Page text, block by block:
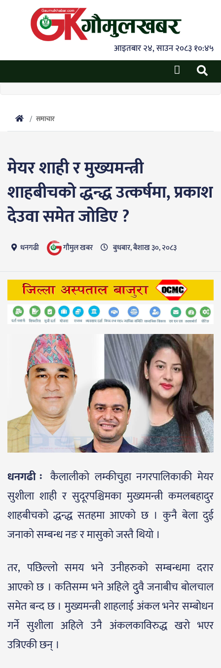
आइतबार २४, साउन २०८३ १०:४५
समाचार
मेयर शाही र मुख्यमन्त्री
शाहबीचको द्धन्द्ध उत्कर्षमा, प्रकाश
देउवा समेत जोडिए ?
धनगढी गाैमुल खबर बुधबार, बैशाख ३०, २०८३
धनगढी ःकैलालीको लम्कीचुहा नगरपालिकाकी मेयर
सुशीला शाही र सुदूरपश्चिमका मुख्यमन्त्री कमलबहादुर
शाहबीचको द्धन्द्ध सतहमा आएको छ । कुनै बेला दुई
जनाको सम्बन्ध नङ र मासुको जस्तै थियो ।
तर, पछिल्लो समय भने उनीहरुको सम्बन्धमा दरार
आएको छ । कतिसम्म भने अहिले दुुवै जनाबीच बोलचाल
समेत बन्द छ । मुख्यमन्त्री शाहलाई अंकल भनेर सम्बोधन
गर्ने सुशीला अहिले उनै अंकलकाविरुद्ध खरो भएर
उत्रिएकी छन् ।